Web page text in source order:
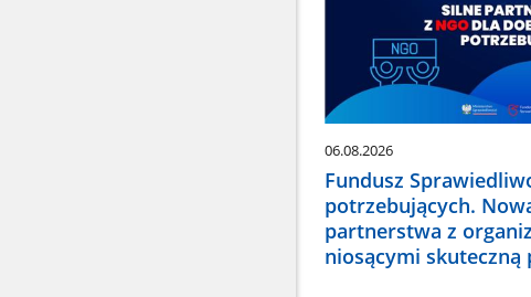
06.08.2026
Fundusz
potrzebujących.
partnerstwa z
niosącymi skuteczną